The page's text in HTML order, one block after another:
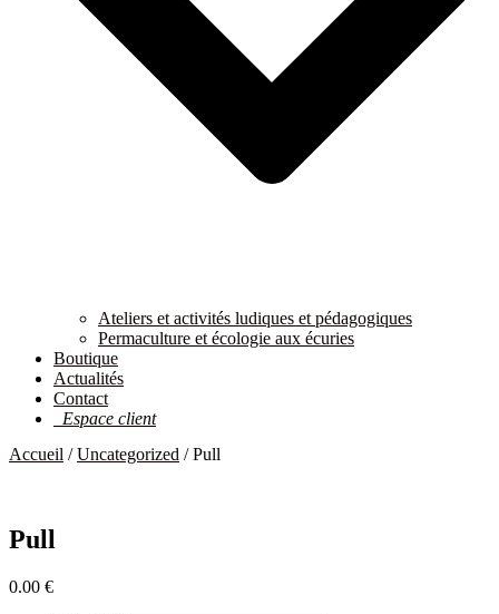
Ateliers et activités ludiques et pédagogiques
Permaculture et écologie aux écuries
Boutique
Actualités
Contact
Espace client
Accueil /Uncategorized / Pull
Pull
0.00 €